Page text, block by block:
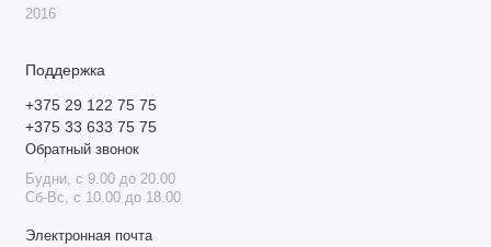
2016
Поддержка
+375 29 122 75 75
+375 33 633 75 75
Обратный звонок
Будни, с 9.00 до 20.00
Сб-Вс, с 10.00 до 18.00
Электронная почта